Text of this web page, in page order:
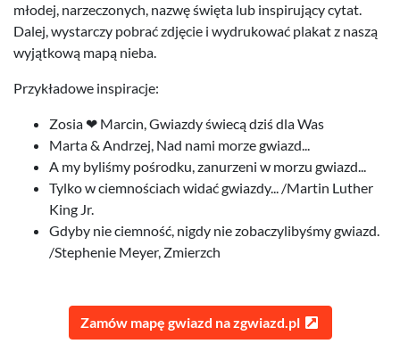
młodej, narzeczonych, nazwę święta lub inspirujący cytat.
Dalej, wystarczy pobrać zdjęcie i wydrukować plakat z naszą
wyjątkową mapą nieba.
Przykładowe inspiracje:
Zosia ❤ Marcin, Gwiazdy świecą dziś dla Was
Marta & Andrzej, Nad nami morze gwiazd...
A my byliśmy pośrodku, zanurzeni w morzu gwiazd...
Tylko w ciemnościach widać gwiazdy... /Martin Luther
King Jr.
Gdyby nie ciemność, nigdy nie zobaczylibyśmy gwiazd.
/Stephenie Meyer, Zmierzch
Zamów mapę gwiazd na zgwiazd.pl